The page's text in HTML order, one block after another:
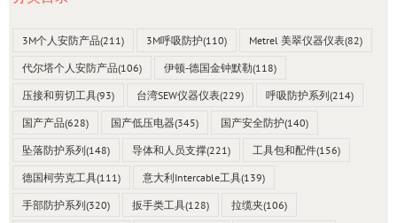
3M个人安防产品(211) 3M呼吸防护(110) Metrel 美翠仪器仪表(82)
代尔塔个人安防产品(106) 伊顿-德国金钟默勒(118)
压接和剪切工具(93) 台湾SEW仪器仪表(229) 呼吸防护系列(214)
国产产品(628) 国产低压电器(345) 国产安全防护(140)
坠落防护系列(148) 导体和人员支撑(221) 工具包和配件(156)
德国柯劳克工具(111) 意大利Intercable工具(139)
手部防护系列(320) 扳手类工具(128) 拉缆夹(106)